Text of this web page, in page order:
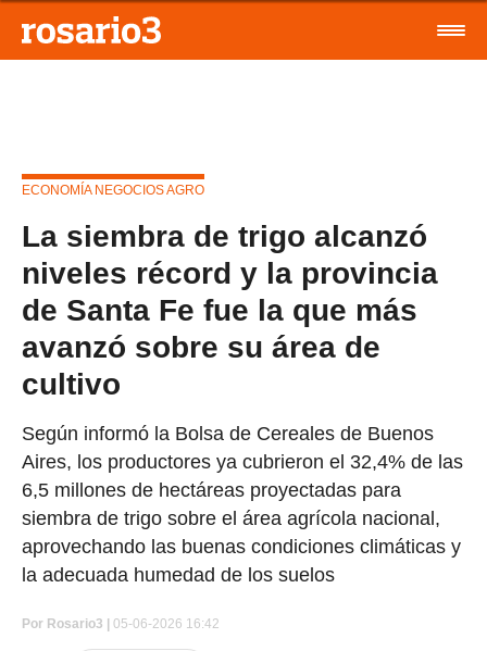
ECONOMÍA NEGOCIOS AGRO
La siembra de trigo alcanzó
niveles récord y la provincia
de Santa Fe fue la que más
avanzó sobre su área de
cultivo
Según informó la Bolsa de Cereales de Buenos
Aires, los productores ya cubrieron el 32,4% de las
6,5 millones de hectáreas proyectadas para
siembra de trigo sobre el área agrícola nacional,
aprovechando las buenas condiciones climáticas y
la adecuada humedad de los suelos
Por Rosario3 | 05-06-2026 16:42